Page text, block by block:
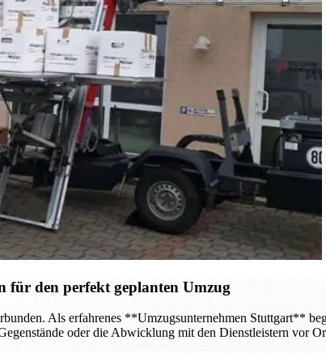
für den perfekt geplanten Umzug
Als erfahrenes **Umzugsunternehmen Stuttgart**
oder die Abwicklung mit den Dienstleistern vor